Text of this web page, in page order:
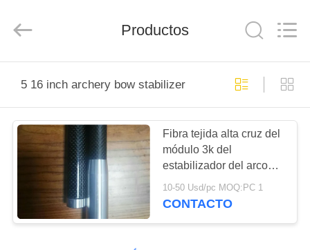
PRODUCTOS
SOBRE
NOSOTROS
VIAJE
Arrows.
Productos
5 16 inch archery bow stabilizer
Fibra tejida alta cruz del
módulo 3k del
estabilizador del arco
del tiro al arco de la
caza/de la blanco
10-50 Usd/pc MOQ:PC 1
CONTACTO